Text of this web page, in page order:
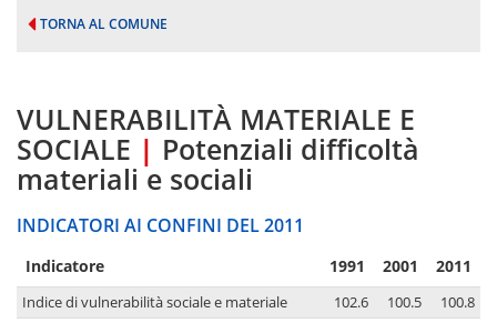
TORNA AL COMUNE
VULNERABILITÀ MATERIALE E
SOCIALE | Potenziali difficoltà
materiali e sociali
INDICATORI AI CONFINI DEL 2011
Indicatore 1991 2001 2011
Indice di vulnerabilità sociale e materiale 102.6 100.5
100.8